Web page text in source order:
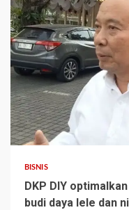
BISNIS
DKP DIY
budi daya lele dan